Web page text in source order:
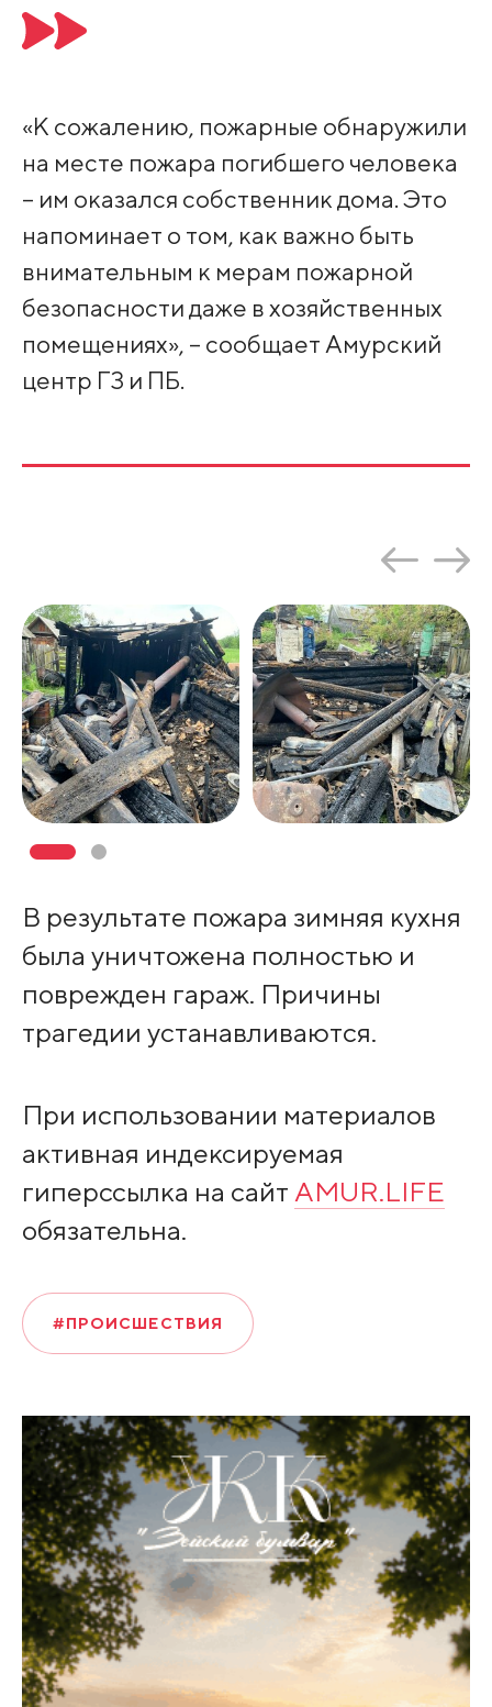
«К сожалению, пожарные обнаружили
на месте пожара погибшего человека
– им оказался собственник дома. Это
напоминает о том, как важно быть
внимательным к мерам пожарной
безопасности даже в хозяйственных
помещениях», – сообщает Амурский
центр ГЗ и ПБ.
В результате пожара зимняя кухня
была уничтожена полностью и
поврежден гараж. Причины
трагедии устанавливаются.
При использовании материалов
активная индексируемая
гиперссылка на сайт AMUR.LIFE
обязательна.
#ПРОИСШЕСТВИЯ